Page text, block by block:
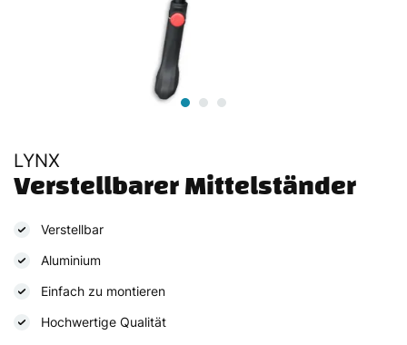
LYNX
Verstellbarer Mittelständer
Verstellbar
Aluminium
Einfach zu montieren
Hochwertige Qualität